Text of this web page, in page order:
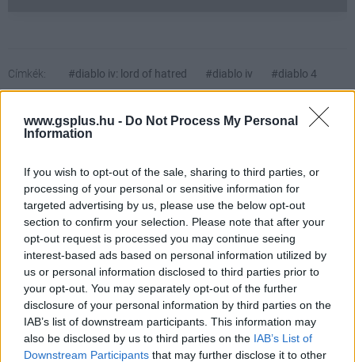
www.gsplus.hu - Do Not Process My Personal
Information
If you wish to opt-out of the sale, sharing to third parties, or
processing of your personal or sensitive information for
targeted advertising by us, please use the below opt-out
section to confirm your selection. Please note that after your
opt-out request is processed you may continue seeing
interest-based ads based on personal information utilized by
us or personal information disclosed to third parties prior to
your opt-out. You may separately opt-out of the further
disclosure of your personal information by third parties on the
IAB’s list of downstream participants. This information may
also be disclosed by us to third parties on the IAB’s List of
Downstream Participants that may further disclose it to other
Címkék: #diablo iv: lord of hatred #diablo iv
#diablo 4
Platformok: PC
Diablo IV: Lord of Hatred
A Lord of Hatred nemcsak a Diablo IV legjobb
kiegészítője, hanem az a pont, ahol a játék végre
teljes egésszé válik.